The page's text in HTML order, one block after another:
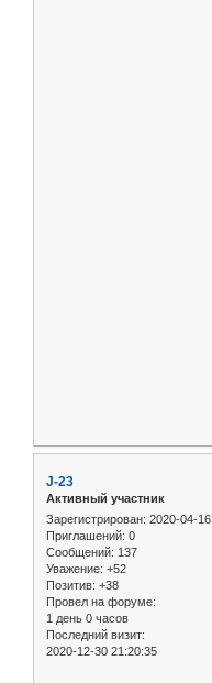
J-23
Активный участник
Зарегистрирован: 2020-04-16
Приглашений: 0
Сообщений: 137
Уважение: +52
Позитив: +38
Провел на форуме:
1 день 0 часов
Последний визит:
2020-12-30 21:20:35